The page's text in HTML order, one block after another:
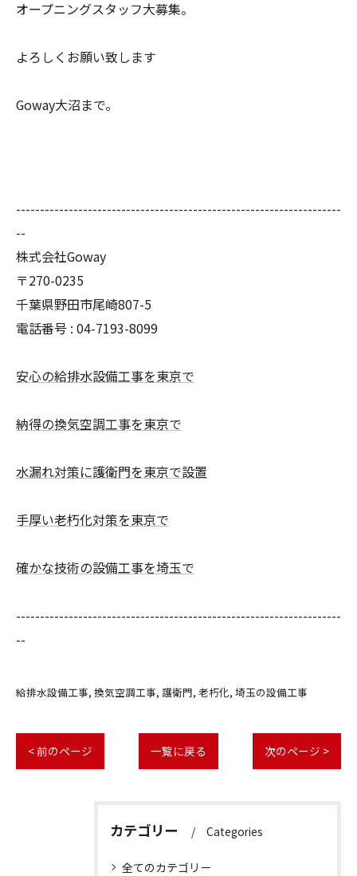
オープニングスタッフ大募集。
よろしくお願い致します
Goway大沼まで。
--------------------------------------------------------------------
--
株式会社Goway
〒270-0235
千葉県野田市尾崎807-5
電話番号 : 04-7193-8099
安心の給排水設備工事を東京で
納得の換気空調工事を東京で
水漏れ対策に護衛門を東京で設置
手厚い老朽化対策を東京で
確かな技術の設備工事を埼玉で
--------------------------------------------------------------------
--
給排水設備工事 換気空調工事 護衛門 老朽化 埼玉の設備工事
< 前のページ 一覧に戻る 次のページ >
カテゴリー Categories
全てのカテゴリー